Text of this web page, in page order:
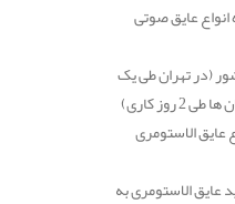
عایق صوتی
(در تهران طی یک
کاری)
عایق الاستومری
الاستومری به